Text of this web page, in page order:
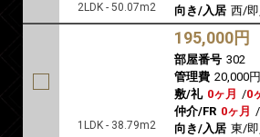
2LDK - 50.07m2
向き/入居 西/
1LDK - 38.79m2
195,000円
部屋番号 302
管理費 20,000円
敷/礼 0ヶ月 /0
仲介/FR 0ヶ月 /
向き/入居 東/